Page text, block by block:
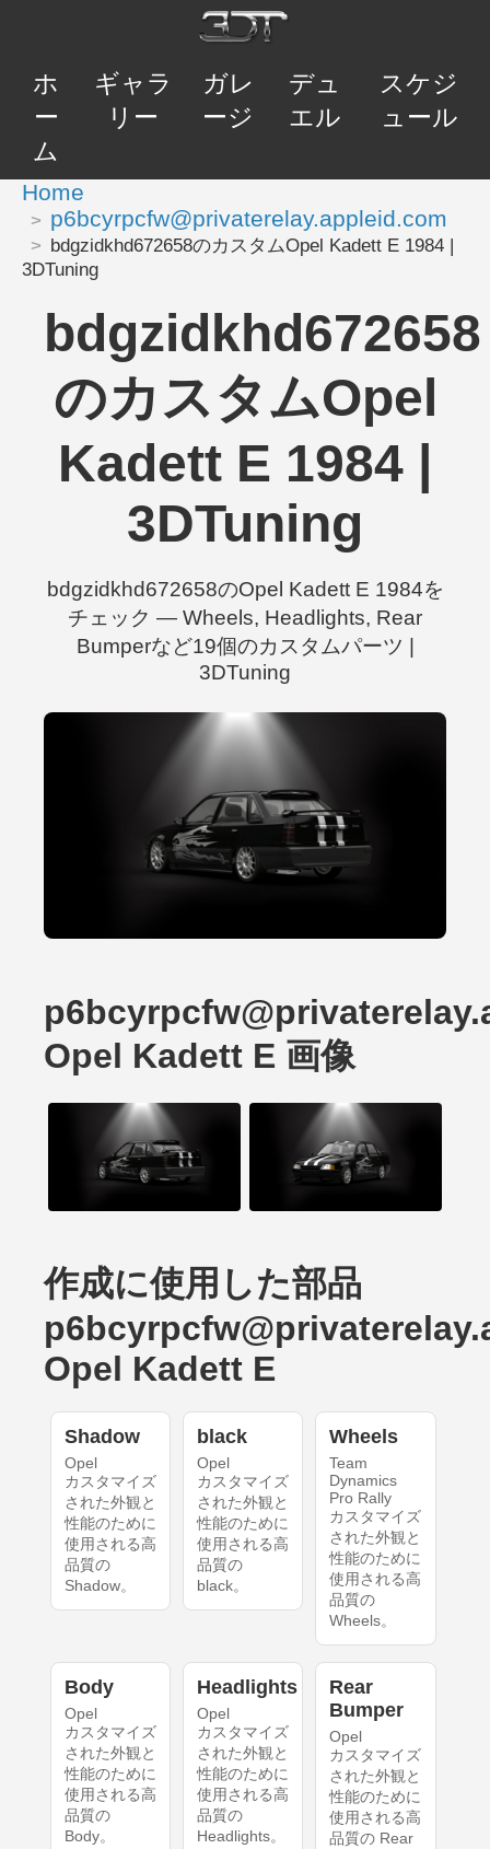
ホ
ー
ム
ギャラ
リー
ガレ
ージ
デュ
エル
スケジ
ュール
Home
p6bcyrpcfw@privaterelay.appleid.com
bdgzidkhd672658のカスタムOpel Kadett E 1984 |
3DTuning
bdgzidkhd672658
のカスタムOpel
Kadett E 1984 |
3DTuning
bdgzidkhd672658のOpel Kadett E 1984を
チェック — Wheels, Headlights, Rear
Bumperなど19個のカスタムパーツ |
3DTuning
Opel Kadett E 画像
作成に使用した部品
Opel Kadett E
Shadow
Opel
カスタマイズ
された外観と
性能のために
使用される高
品質の
Shadow。
black
Opel
カスタマイズ
された外観と
性能のために
使用される高
品質の
black。
Wheels
Team
Dynamics
Pro Rally
カスタマイズ
された外観と
性能のために
使用される高
品質の
Wheels。
Body
Opel
カスタマイズ
された外観と
性能のために
使用される高
品質の
Body。
Headlights
Opel
カスタマイズ
された外観と
性能のために
使用される高
品質の
Headlights。
Rear
Bumper
Opel
カスタマイズ
された外観と
性能のために
使用される高
品質の Rear